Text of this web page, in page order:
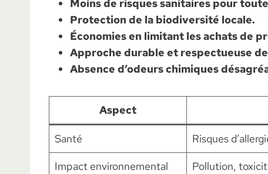
Moins de risques sanitaires pour
Protection de la biodiversité locale.
Économies en limitant les achats de
Approche durable et respectueuse
Absence d’odeurs chimiques
Aspect
Santé Risques
Impact environnemental Pollution,